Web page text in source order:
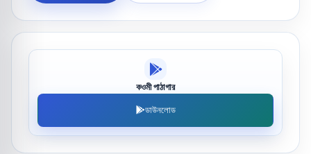
কওমী পাঠাগার
ডাউনলোড